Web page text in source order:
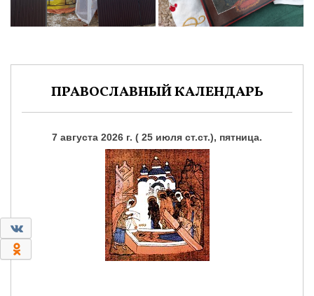
ПРАВОСЛАВНЫЙ КАЛЕНДАРЬ
7 августа 2026 г. ( 25 июля ст.ст.), пятница.